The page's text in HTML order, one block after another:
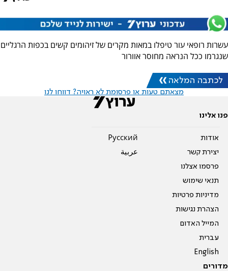
עשרות רופאי עור טיפלו במאות מקרים של זיהומים קשים בכפות הרגליים
שנגרמו ככל הנראה מחוסר אוורור
לכתבה המלאה
מצאתם טעות או פרסומת לא ראויה? דווחו לנו
פנו אלינו
אודות
יצירת קשר
פרסמו אצלנו
תנאי שימוש
מדיניות פרטיות
הצהרת נגישות
המייל האדום
עברית
English
Pусский
عربية
מדורים